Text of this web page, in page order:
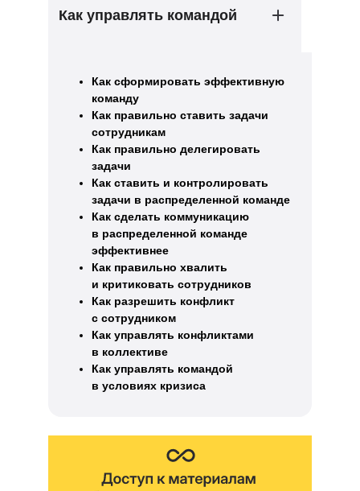
Как управлять командой
Как сформировать эффективную
команду
Как правильно ставить задачи
сотрудникам
Как правильно делегировать
задачи
Как ставить и контролировать
задачи в распределенной команде
Как сделать коммуникацию
в распределенной команде
эффективнее
Как правильно хвалить
и критиковать сотрудников
Как разрешить конфликт
с сотрудником
Как управлять конфликтами
в коллективе
Как управлять командой
в условиях кризиса